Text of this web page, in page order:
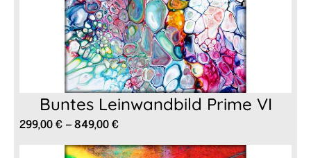
Buntes Leinwandbild Prime VI
299,00€–849,00€
bis